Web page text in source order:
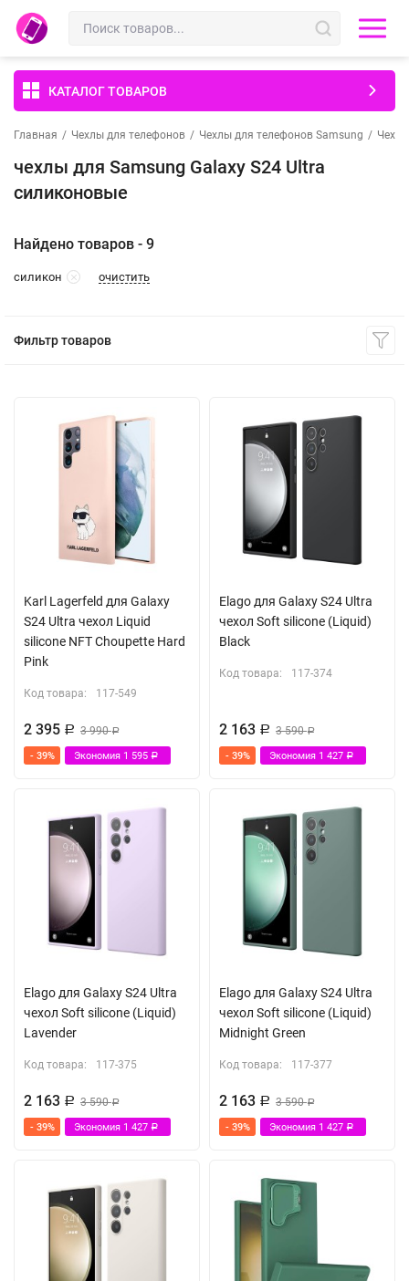
КАТАЛОГ ТОВАРОВ
Главная / Чехлы для телефонов / Чехлы для телефонов Samsung /
чехлы для Samsung Galaxy S24 Ultra
силиконовые
Найдено товаров - 9
силикон очистить
Фильтр товаров
Karl Lagerfeld для Galaxy
S24 Ultra чехол Liquid
silicone NFT Choupette Hard
Pink
Код товара: 117-549
2 395 Р 3 990Р
- 39% Экономия 1 595 Р
Elago для Galaxy S24 Ultra
чехол Soft silicone (Liquid)
Black
Код товара: 117-374
2 163 Р 3 590Р
- 39% Экономия 1 427 Р
Elago для Galaxy S24 Ultra
чехол Soft silicone (Liquid)
Lavender
Код товара: 117-375
2 163 Р 3 590Р
- 39% Экономия 1 427 Р
Elago для Galaxy S24 Ultra
чехол Soft silicone (Liquid)
Midnight Green
Код товара: 117-377
2 163 Р 3 590Р
- 39% Экономия 1 427 Р